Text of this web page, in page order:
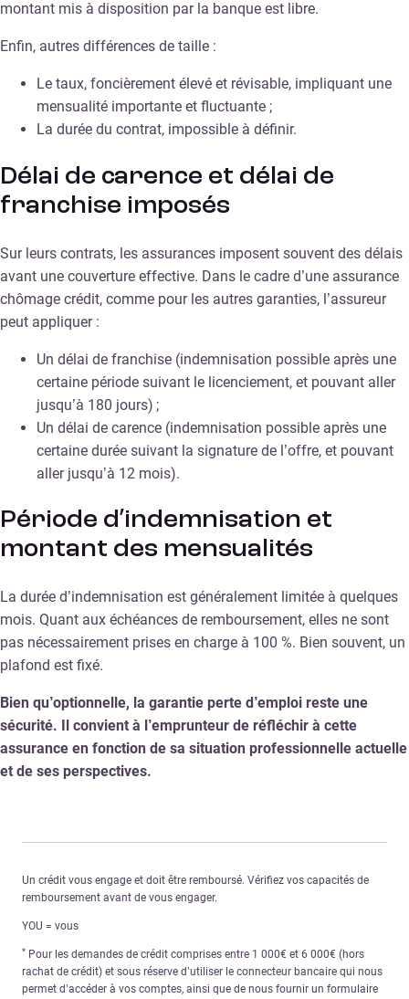
montant mis à disposition par la banque est libre.
Enfin, autres différences de taille :
Le taux, foncièrement élevé et révisable, impliquant une
mensualité importante et fluctuante ;
La durée du contrat, impossible à définir.
Délai de carence et délai de
franchise imposés
Sur leurs contrats, les assurances imposent souvent des délais
avant une couverture effective. Dans le cadre d’une assurance
chômage crédit, comme pour les autres garanties, l’assureur
peut appliquer :
Un délai de franchise (indemnisation possible après une
certaine période suivant le licenciement, et pouvant aller
jusqu’à 180 jours) ;
Un délai de carence (indemnisation possible après une
certaine durée suivant la signature de l’offre, et pouvant
aller jusqu’à 12 mois).
Période d’indemnisation et
montant des mensualités
La durée d’indemnisation est généralement limitée à quelques
mois. Quant aux échéances de remboursement, elles ne sont
pas nécessairement prises en charge à 100 %. Bien souvent, un
plafond est fixé.
Bien qu’optionnelle, la garantie perte d’emploi reste une
sécurité. Il convient à l’emprunteur de réfléchir à cette
assurance en fonction de sa situation professionnelle actuelle
et de ses perspectives.
Un crédit vous engage et doit être remboursé. Vérifiez vos capacités de
remboursement avant de vous engager.
YOU = vous
* Pour les demandes de crédit comprises entre 1 000€ et 6 000€ (hors
rachat de crédit) et sous réserve d’utiliser le connecteur bancaire qui nous
permet d’accéder à vos comptes, ainsi que de nous fournir un formulaire